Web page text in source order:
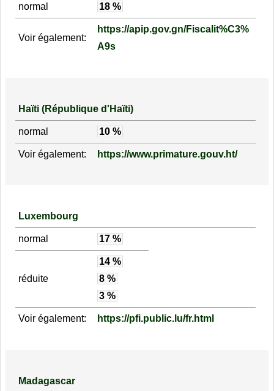
normal 18 %
Voir également:
https://apip.gov.gn/Fiscalit%C3%
A9s
Haïti (République d'Haïti)
normal 10 %
Voir également: https://www.primature.gouv.ht/
Luxembourg
normal 17 %
réduite
14 %
8 %
3 %
Voir également: https://pfi.public.lu/fr.html
Madagascar